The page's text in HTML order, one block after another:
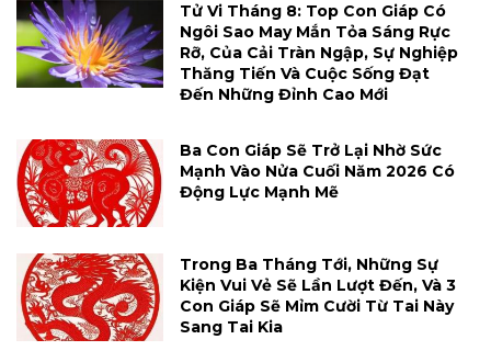
Tử Vi Tháng 8: Top Con Giáp Có
Ngôi Sao May Mắn Tỏa Sáng Rực
Rỡ, Của Cải Tràn Ngập, Sự Nghiệp
Thăng Tiến Và Cuộc Sống Đạt
Đến Những Đỉnh Cao Mới
Ba Con Giáp Sẽ Trở Lại Nhờ Sức
Mạnh Vào Nửa Cuối Năm 2026 Có
Động Lực Mạnh Mẽ
Trong Ba Tháng Tới, Những Sự
Kiện Vui Vẻ Sẽ Lần Lượt Đến, Và 3
Con Giáp Sẽ Mỉm Cười Từ Tai Này
Sang Tai Kia